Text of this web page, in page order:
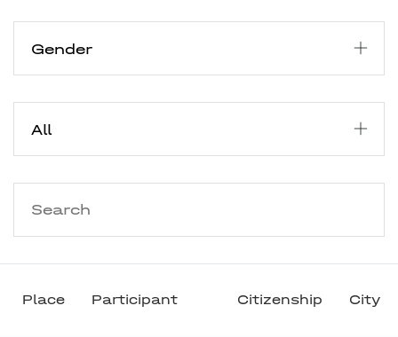
Place Participant Citizenship City